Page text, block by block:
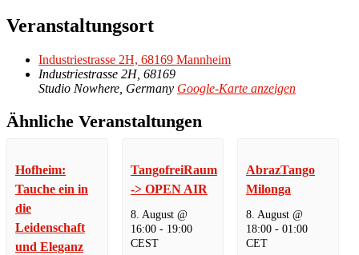
Veranstaltungsort
Industriestrasse 2H, 68169 Mannheim
Industriestrasse 2H, 68169
Studio Nowhere Germany Google-Karte anzeigen
Ähnliche Veranstaltungen
Hofheim:
Tauche ein in
die
Leidenschaft
und Eleganz
TangofreiRaum
-> OPEN AIR
8. August @
16:00- 19:00
CEST
AbrazTango
Milonga
8. August @
18:00- 01:00
CET